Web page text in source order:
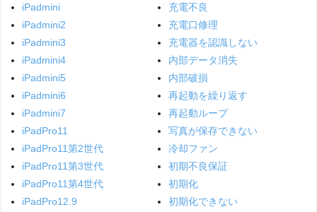
iPadmini
iPadmini2
iPadmini3
iPadmini4
iPadmini5
iPadmini6
iPadmini7
iPadPro11
iPadPro11第2世代
iPadPro11第3世代
iPadPro11第4世代
iPadPro12.9
充電不良
充電口修理
充電器を認識しない
内部データ消失
内部破損
再起動を繰り返す
再起動ループ
写真が保存できない
冷却ファン
初期不良保証
初期化
初期化できない